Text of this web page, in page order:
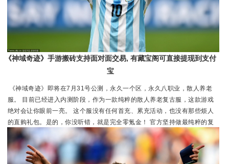
《神域奇迹》手游搬砖支持面对面交易, 有藏宝阁可直接提现到支付
宝
《神域奇迹》即将在7月31号公测，永久一个区，永久八职业，散人养老
服。 目前已经进入内测阶段，作为一款纯粹的散人养老复古服，这款游戏
绝对会让你眼前一亮。 这个服没有任何首充、累充活动，也没有那些烦人
的直购礼包。是的，你没听错，就是完全零氪金！ 官方坚持做最纯粹的复
古奇迹，让玩家回归游戏最初的快乐，游戏界面没有那些花里胡哨的充值入
口。 整个界面只有四个功能选项：商城、拍卖行、藏宝阁和排行榜。说到
藏宝...